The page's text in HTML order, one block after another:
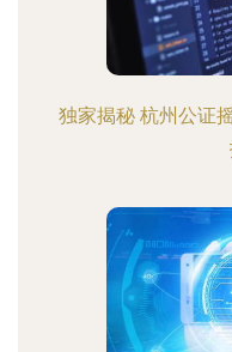
独家揭秘 杭州公证